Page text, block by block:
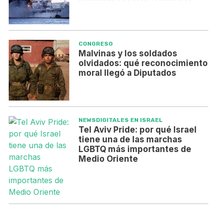
CONGRESO
Malvinas y los soldados
olvidados: qué reconocimiento
moral llegó a Diputados
NEWSDIGITALES EN ISRAEL
Tel Aviv Pride: por qué Israel
tiene una de las marchas
LGBTQ más importantes de
Medio Oriente